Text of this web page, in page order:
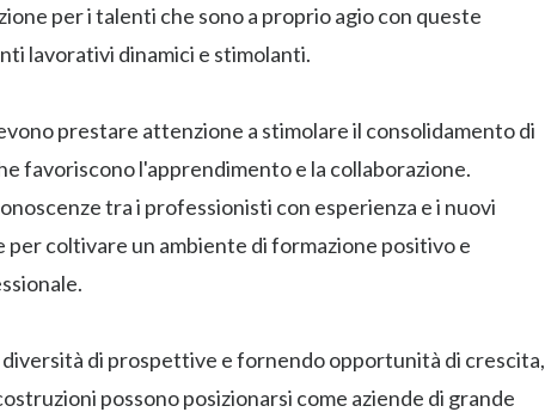
per i talenti che sono a proprio agio con queste
lavorativi dinamici e stimolanti.
prestare attenzione a stimolare il consolidamento di
favoriscono l'apprendimento e la collaborazione.
tra i professionisti con esperienza e i nuovi
coltivare un ambiente di formazione positivo e
di prospettive e fornendo opportunità di crescita,
possono posizionarsi come aziende di grande